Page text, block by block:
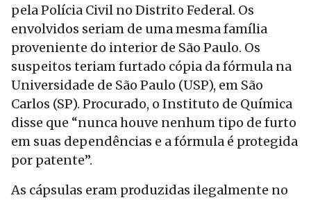
pela Polícia Civil no Distrito Federal. Os
envolvidos seriam de uma mesma família
proveniente do interior de São Paulo. Os
suspeitos teriam furtado cópia da fórmula na
Universidade de São Paulo (USP), em São
Carlos (SP). Procurado, o Instituto de Química
disse que “nunca houve nenhum tipo de furto
em suas dependências e a fórmula é protegida
por patente”.
As cápsulas eram produzidas ilegalmente no